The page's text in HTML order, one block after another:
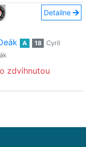
Detailne
A 18
Cyril
zdvihnutou